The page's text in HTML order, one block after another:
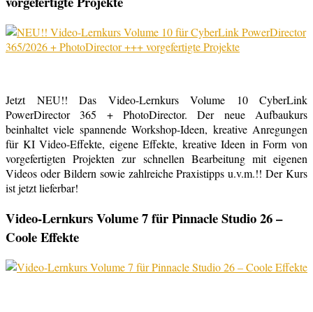
Jetzt NEU!! Das Video-Lernkurs Volume 10 CyberLink
PowerDirector 365 + PhotoDirector. Der neue Aufbaukurs
beinhaltet viele spannende Workshop-Ideen, kreative Anregungen
für KI Video-Effekte, eigene Effekte, kreative Ideen in Form von
vorgefertigten Projekten zur schnellen Bearbeitung mit eigenen
Videos oder Bildern sowie zahlreiche Praxistipps u.v.m.!! Der Kurs
ist jetzt lieferbar!
Video-Lernkurs Volume 7 für Pinnacle Studio 26 –
Coole Effekte